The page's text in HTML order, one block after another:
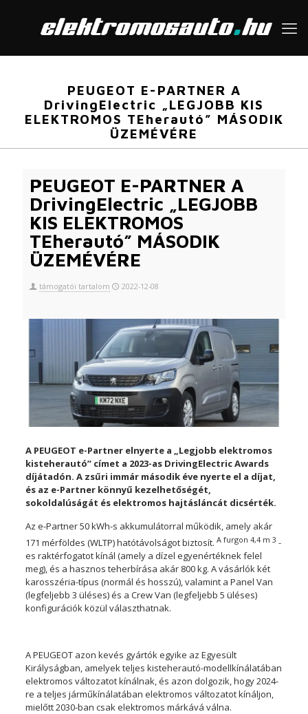
PEUGEOT E-PARTNER A
DrivingElectric „LEGJOBB KIS
ELEKTROMOS TEherautó” MÁSODIK
ÜZEMÉVÉRE
PEUGEOT E-PARTNER A
DrivingElectric „LEGJOBB
KIS ELEKTROMOS
TEherautó” MÁSODIK
ÜZEMÉVÉRE
támogatói tartalom 2022-12-08
A PEUGEOT e-Partner elnyerte a „Legjobb elektromos
kisteherautó” címet a 2023-as DrivingElectric Awards
díjátadón. A zsűri immár második éve nyerte el a díjat,
és az e-Partner könnyű kezelhetőségét,
sokoldalúságát és elektromos hajtásláncát dicsérték.
Az e-Partner 50 kWh-s akkumulátorral működik, amely akár
171 mérföldes (WLTP) hatótávolságot biztosít. A furgon 4,4 m 3 -
es raktérfogatot kínál (amely a dízel egyenértéknek felel
meg), és a hasznos teherbírása akár 800 kg. A vásárlók két
karosszéria-típus (normál és hosszú), valamint a Panel Van
(legfeljebb 3 üléses) és a Crew Van (legfeljebb 5 üléses)
konfigurációk közül választhatnak.
A PEUGEOT azon kevés gyártók egyike az Egyesült
Királyságban, amelyek teljes kisteherautó-modellkínálatában
elektromos változatot kínálnak, és azon dolgozik, hogy 2024-
re a teljes járműkínálatában elektromos változatot kínáljon,
mielőtt 2030-ban csak elektromos márkává válna.